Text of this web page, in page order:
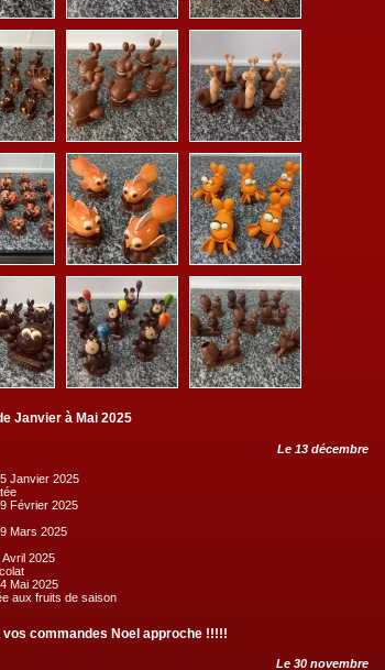
Janvier à Mai 2025
Le 13 décembre
Janvier 2025
Février 2025
Mars 2025
2025
Mai 2025
aux fruits de saison
vos commandes Noel approche !!!!!
Le 30 novembre